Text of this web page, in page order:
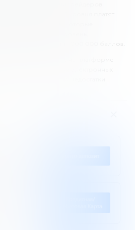
комиссий для трейдеров
0.5%, трейдеры 5 уровня платят
баллов, которые
Максимальный, 5 уровень,
которые собрали 1 000 000 баллов.
и вывод средств на платформе
поддержки электронных
за вывод – это недостатки